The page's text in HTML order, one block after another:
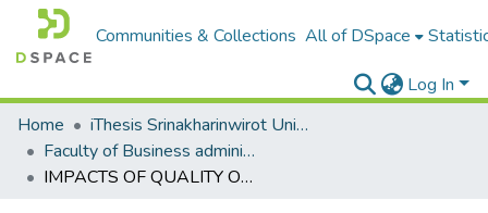
Communities & Collections All of DSpace
Log In
Home
iThesis Srinakharinwirot University / มหาวิทยาลัยศรีนครินทรวิโรฒ
Faculty of Business administration for society
IMPACTS OF QUALITY OF WORKING LIFE FACTORS TOWARD STAFFS ORGANIZATIONAL COMMITMENT: A STUDY OF ONE SECURITIES BROKERAGE COMPANY IN BANGKOK METROPOLIS.